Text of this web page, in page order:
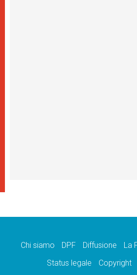
Chi siamo DPF Diffusione La
Status legale
Copyright